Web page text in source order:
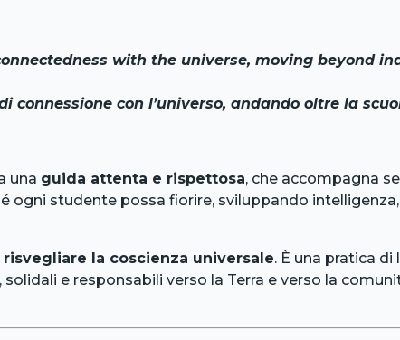
with the universe, moving beyond
connessione con l’universo, andando oltre la
una guida attenta e rispettosa, che accompagna
ogni studente possa fiorire, sviluppando
risvegliare la coscienza universale. È una pratica
e responsabili verso la Terra e verso la